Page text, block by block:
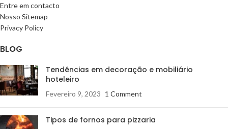
Entre em contacto
Nosso Sitemap
Privacy Policy
BLOG
Tendências em decoração e mobiliário
hoteleiro
Fevereiro 9, 2023 1 Comment
Tipos de fornos para pizzaria